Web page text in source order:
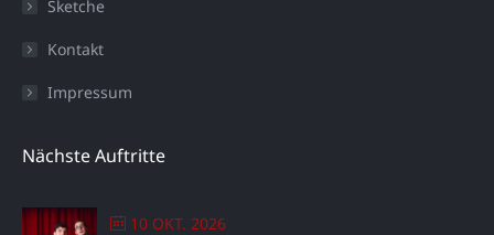
Sketche
Kontakt
Impressum
Nächste Auftritte
10 OKT. 2026